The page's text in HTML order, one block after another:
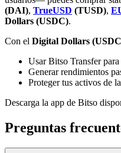
(DAI), TrueUSD (TUSD),
Dollars (USDC).
Con el Digital Dollars
Usar Bitso Transfer
Generar rendimientos
Proteger tus activos de
Descarga la app de Bitso
Preguntas